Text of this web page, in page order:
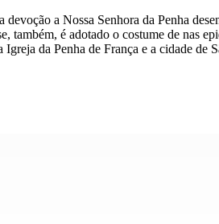
a Nossa Senhora da Penha
também, é adotado o costume de nas
da Penha de França e a cidade de